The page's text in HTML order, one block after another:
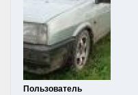
Пользователь